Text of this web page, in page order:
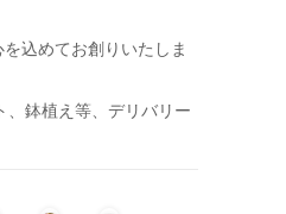
込めてお創りいたしま
、鉢植え等、デリバリー